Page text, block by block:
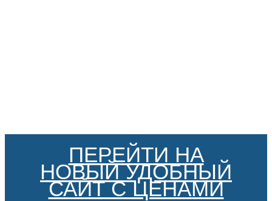
ПЕРЕЙТИ НА
НОВЫЙ УДОБНЫЙ
САЙТ С ЦЕНАМИ